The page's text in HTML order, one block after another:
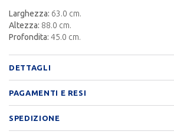
Larghezza: 63.0 cm.
Altezza: 88.0 cm.
Profondita: 45.0 cm.
DETTAGLI
PAGAMENTI E RESI
SPEDIZIONE